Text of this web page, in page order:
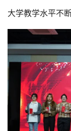
大学教学水平不